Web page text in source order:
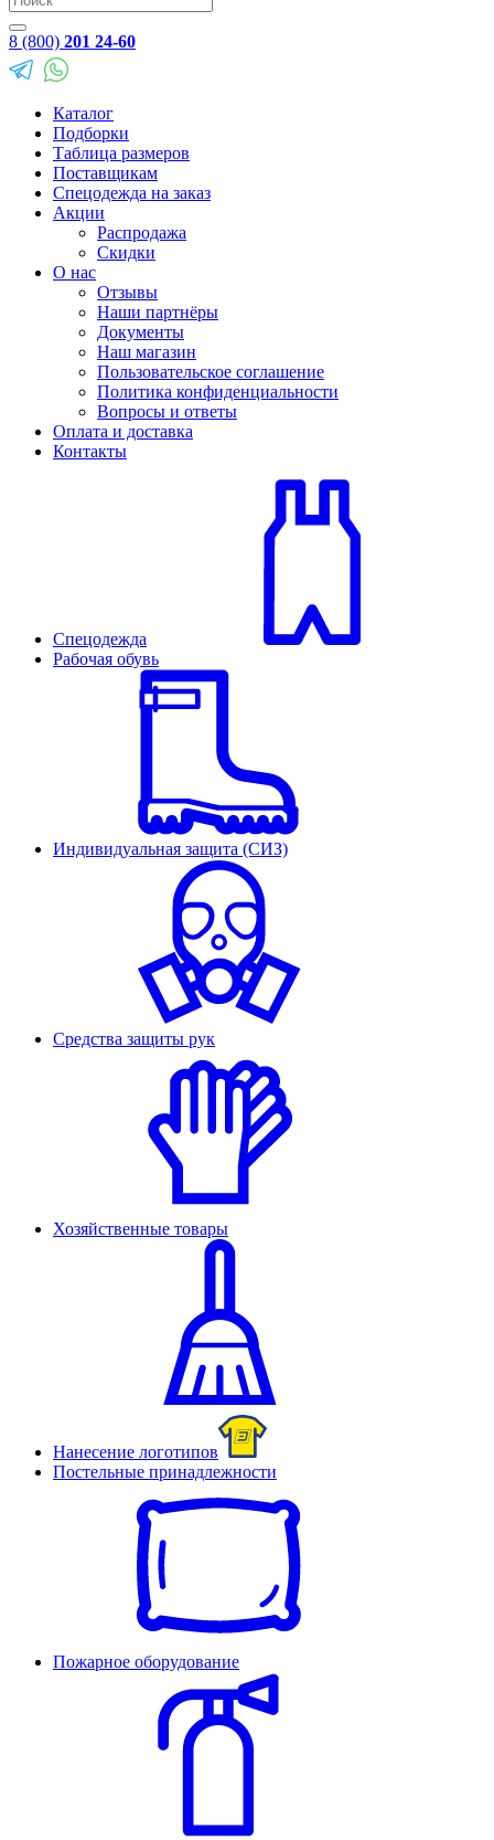
8 (800) 201 24-60
Каталог
Подборки
Таблица размеров
Поставщикам
Спецодежда на заказ
Акции
Распродажа
Скидки
О нас
Отзывы
Наши партнёры
Документы
Наш магазин
Пользовательское соглашение
Политика конфиденциальности
Вопросы и ответы
Оплата и доставка
Контакты
Спецодежда
Рабочая обувь
Индивидуальная защита (СИЗ)
Средства защиты рук
Хозяйственные товары
Нанесение логотипов
Постельные принадлежности
Пожарное оборудование